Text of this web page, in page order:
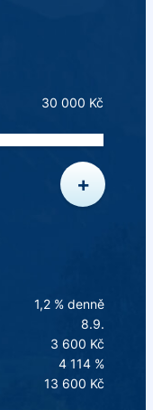
+
30 000 Kč
1,2 % denně
8.9.
3 600 Kč
4 114 %
13 600 Kč